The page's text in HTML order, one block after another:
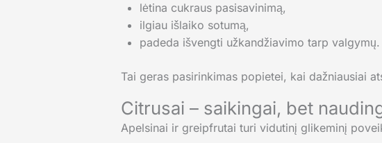
lėtina cukraus pasisavinimą,
ilgiau išlaiko sotumą,
padeda išvengti užkandžiavimo tarp valgymų.
Tai geras pasirinkimas popietei, kai dažniausiai
Citrusai – saikingai, bet
Apelsinai ir greipfrutai turi vidutinį glikeminį